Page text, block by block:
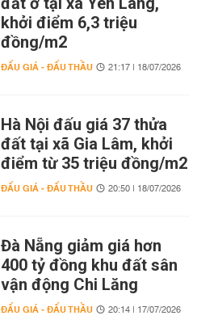
khởi điểm 6,3 triệu
đồng/m2
ĐẤU GIÁ - ĐẤU THẦU 21:17 | 18/07/2026
Hà Nội đấu giá 37 thửa
đất tại xã Gia Lâm, khởi
điểm từ 35 triệu đồng/m2
ĐẤU GIÁ - ĐẤU THẦU 20:50 | 18/07/2026
Đà Nẵng giảm giá hơn
400 tỷ đồng khu đất sân
vận động Chi Lăng
ĐẤU GIÁ - ĐẤU THẦU 20:14 | 17/07/2026